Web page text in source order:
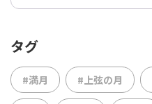
タグ
#満月 #上弦の月